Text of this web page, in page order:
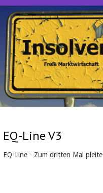
EQ-Line V3
EQ-Line - Zum dritten Mal pleite